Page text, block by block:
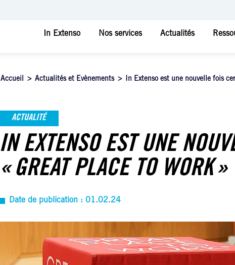
In Extenso Nos services Actualités
Accueil > Actualités et Evènements > In Extenso est une nouvelle fois
ACTUALITÉ
IN EXTENSO EST UNE
« GREAT PLACE TO WORK »
Date de publication : 01.02.24